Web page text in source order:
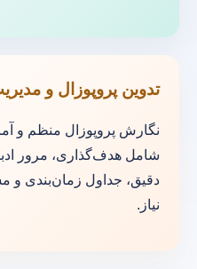
تدوین پروپوزال و
نگارش پروپوزال منظم و
شامل هدف‌گذاری، مرور
دقیق، جداول زمان‌بندی و
نیاز.